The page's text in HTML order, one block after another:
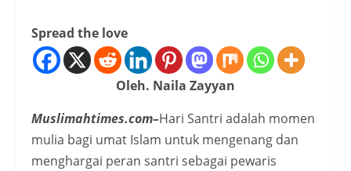
Spread the love
Oleh. Naila Zayyan
Muslimahtimes.com–Hari Santri adalah momen
mulia bagi umat Islam untuk mengenang dan
menghargai peran santri sebagai pewaris